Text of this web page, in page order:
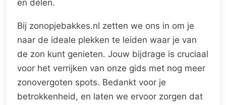
en delen.
Bij zonopjebakkes.nl zetten we ons in om je
naar de ideale plekken te leiden waar je van
de zon kunt genieten. Jouw bijdrage is cruciaal
voor het verrijken van onze gids met nog meer
zonovergoten spots. Bedankt voor je
betrokkenheid, en laten we ervoor zorgen dat